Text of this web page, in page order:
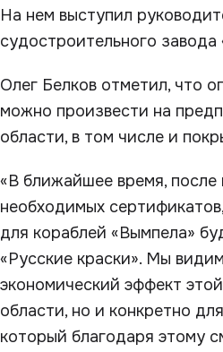
На нем выступил
судостроительного завода
Олег Белков отметил, что
можно произвести на
области, в том числе и
«В ближайшее время, после
необходимых
для кораблей «Вымпела»
«Русские краски». Мы
экономический эффект
области, но и конкретно
который благодаря этому